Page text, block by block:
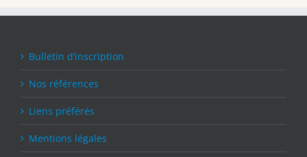
Bulletin d’inscription
Nos références
Liens préférés
Mentions légales